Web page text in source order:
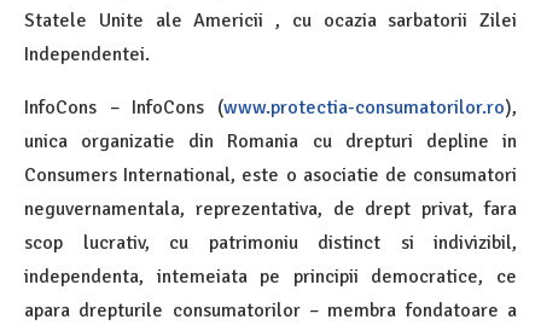
Statele Unite ale Americii , cu ocazia sarbatorii Zilei
Independentei.
InfoCons – InfoCons (www.protectia-consumatorilor.ro),
unica organizatie din Romania cu drepturi depline in
Consumers International, este o asociatie de consumatori
neguvernamentala, reprezentativa, de drept privat, fara
scop lucrativ, cu patrimoniu distinct si indivizibil,
independenta, intemeiata pe principii democratice, ce
apara drepturile consumatorilor – membra fondatoare a